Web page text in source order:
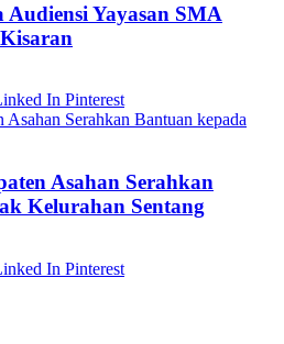
Yayasan SMA
In Pinterest
Asahan Serahkan
Kelurahan Sentang
In Pinterest